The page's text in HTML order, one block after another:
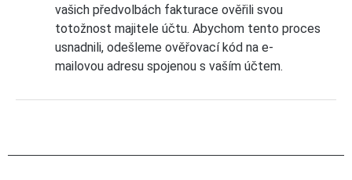
vašich předvolbách fakturace ověřili svou
totožnost majitele účtu. Abychom tento proces
usnadnili, odešleme ověřovací kód na e-
mailovou adresu spojenou s vaším účtem.